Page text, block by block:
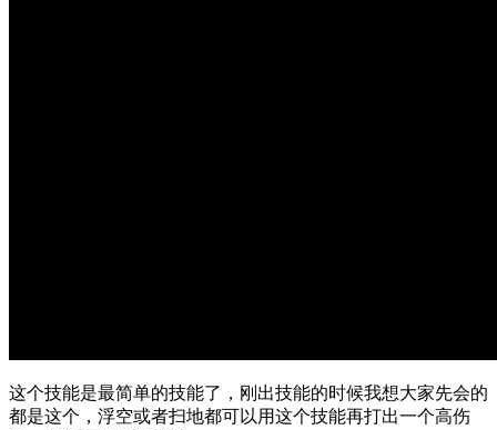
这个技能是最简单的技能了，刚出技能的时候我想大家先会的
都是这个，浮空或者扫地都可以用这个技能再打出一个高伤